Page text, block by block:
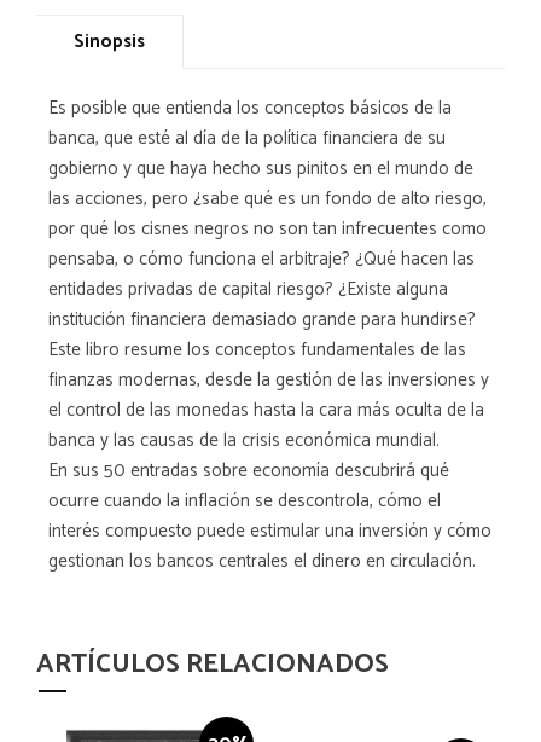
Sinopsis
Es posible que entienda los conceptos básicos de la
banca, que esté al día de la política financiera de su
gobierno y que haya hecho sus pinitos en el mundo de
las acciones, pero ¿sabe qué es un fondo de alto riesgo,
por qué los cisnes negros no son tan infrecuentes como
pensaba, o cómo funciona el arbitraje? ¿Qué hacen las
entidades privadas de capital riesgo? ¿Existe alguna
institución financiera demasiado grande para hundirse?
Este libro resume los conceptos fundamentales de las
finanzas modernas, desde la gestión de las inversiones y
el control de las monedas hasta la cara más oculta de la
banca y las causas de la crisis económica mundial.
En sus 50 entradas sobre economía descubrirá qué
ocurre cuando la inflación se descontrola, cómo el
interés compuesto puede estimular una inversión y cómo
gestionan los bancos centrales el dinero en circulación.
ARTÍCULOS RELACIONADOS